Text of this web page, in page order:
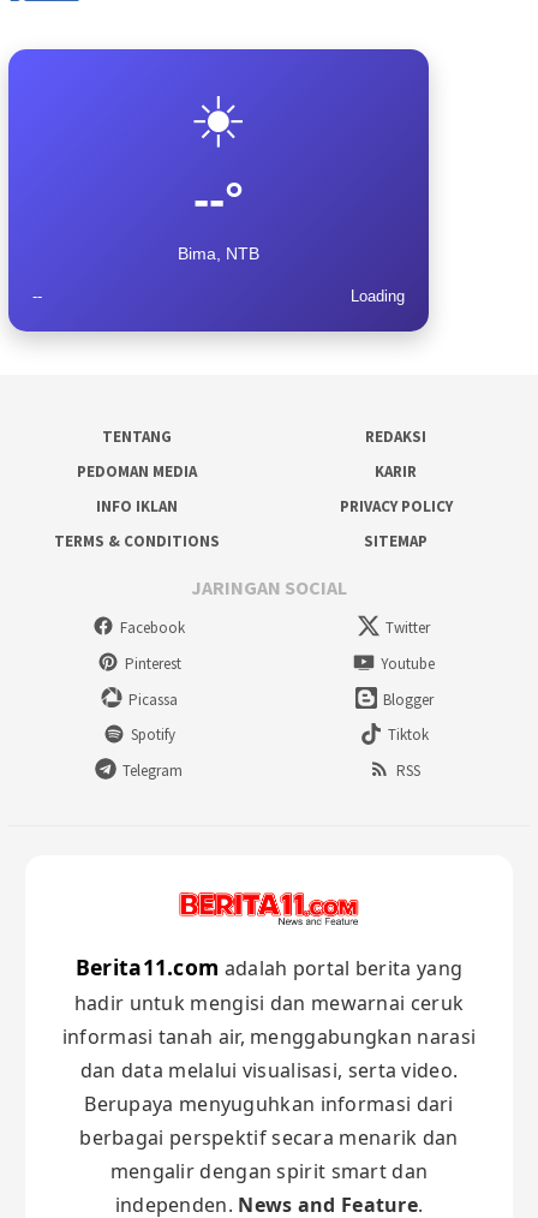
☀️
--°
Bima, NTB
-- Loading
TENTANG
REDAKSI
PEDOMAN MEDIA
KARIR
INFO IKLAN
PRIVACY POLICY
TERMS & CONDITIONS
SITEMAP
JARINGAN SOCIAL
Facebook
Twitter
Pinterest
Youtube
Picassa
Blogger
Spotify
Tiktok
Telegram
RSS
Berita11.com adalah portal berita yang
hadir untuk mengisi dan mewarnai ceruk
informasi tanah air, menggabungkan narasi
dan data melalui visualisasi, serta video.
Berupaya menyuguhkan informasi dari
berbagai perspektif secara menarik dan
mengalir dengan spirit smart dan
independen. News and Feature.